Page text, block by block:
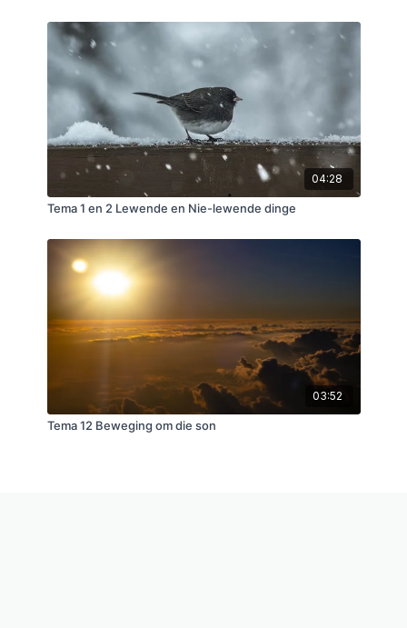
04:28
Tema 1 en 2 Lewende en Nie-lewende dinge
03:52
Tema 12 Beweging om die son